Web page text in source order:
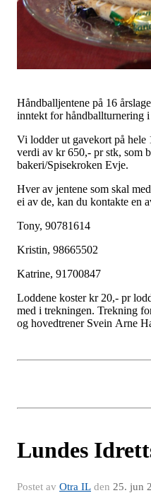
Håndballjentene på 16
inntekt for håndballturnering
Vi lodder ut gavekort på hele
verdi av kr 650,- pr stk, som
bakeri/Spisekroken Evje.
Hver av jentene som skal
ei av de, kan du kontakte en
Tony, 90781614
Kristin, 98665502
Katrine, 91700847
Loddene koster kr 20,- pr
med i trekningen. Trekning
og hovedtrener Svein Arne
Lundes
Postet av Otra IL den 25. jun